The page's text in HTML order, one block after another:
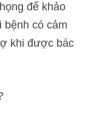
để khảo
bệnh có cảm
khi được bác